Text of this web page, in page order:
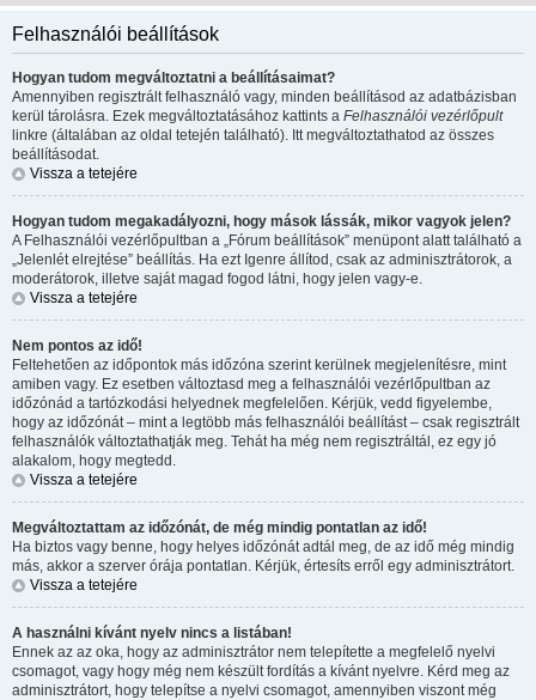
Felhasználói beállítások
Hogyan tudom megváltoztatni a beállításaimat?
Amennyiben regisztrált felhasználó vagy, minden beállításod az adatbázisban
kerül tárolásra. Ezek megváltoztatásához kattints a Felhasználói vezérlőpult
linkre (általában az oldal tetején található). Itt megváltoztathatod az összes
beállításodat.
Vissza a tetejére
Hogyan tudom megakadályozni, hogy mások lássák, mikor vagyok jelen?
A Felhasználói vezérlőpultban a „Fórum beállítások” menüpont alatt található a
„Jelenlét elrejtése” beállítás. Ha ezt Igenre állítod, csak az adminisztrátorok, a
moderátorok, illetve saját magad fogod látni, hogy jelen vagy-e.
Vissza a tetejére
Nem pontos az idő!
Feltehetően az időpontok más időzóna szerint kerülnek megjelenítésre, mint
amiben vagy. Ez esetben változtasd meg a felhasználói vezérlőpultban az
időzónád a tartózkodási helyednek megfelelően. Kérjük, vedd figyelembe,
hogy az időzónát – mint a legtöbb más felhasználói beállítást – csak regisztrált
felhasználók változtathatják meg. Tehát ha még nem regisztráltál, ez egy jó
alakalom, hogy megtedd.
Vissza a tetejére
Megváltoztattam az időzónát, de még mindig pontatlan az idő!
Ha biztos vagy benne, hogy helyes időzónát adtál meg, de az idő még mindig
más, akkor a szerver órája pontatlan. Kérjük, értesíts erről egy adminisztrátort.
Vissza a tetejére
A használni kívánt nyelv nincs a listában!
Ennek az az oka, hogy az adminisztrátor nem telepítette a megfelelő nyelvi
csomagot, vagy hogy még nem készült fordítás a kívánt nyelvre. Kérd meg az
adminisztrátort, hogy telepítse a nyelvi csomagot, amennyiben viszont még